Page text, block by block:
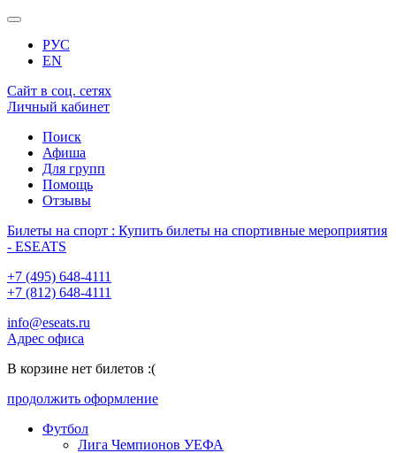
РУС
EN
Сайт в соц. сетях
Личный кабинет
Поиск
Афиша
Для групп
Помощь
Отзывы
Билеты на спорт : Купить билеты на спортивные мероприятия
- ESEATS
+7 (495) 648-4111
+7 (812) 648-4111
info@eseats.ru
Адрес офиса
В корзине нет билетов :(
продолжить оформление
Футбол
Лига Чемпионов УЕФА